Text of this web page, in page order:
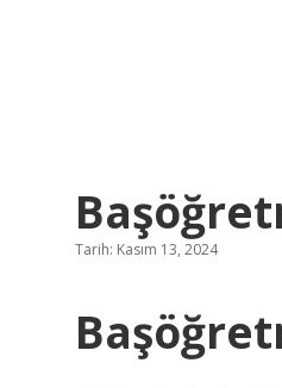
Tarih: Kasım 13, 2024